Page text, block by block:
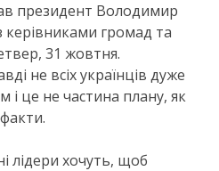
президент Володимир
керівниками громад та
31 жовтня.
не всіх українців дуже
і це не частина плану, як
лідери хочуть, щоб